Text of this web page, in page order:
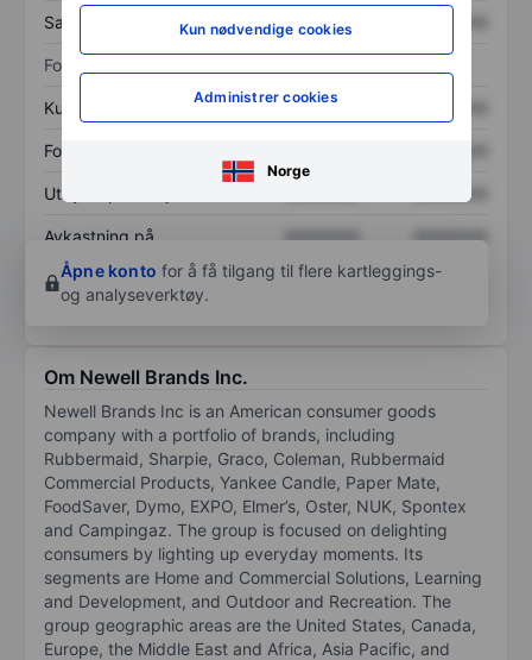
Kun nødvendige cookies
Administrer cookies
Norge
Samlet gjeld XXXXXXX
Forholdstall
Kurs/salg XXXXXXX
Fortjeneste per aksje
Utbytte per aksje XXXXXXX
Avkastning på
egenkapital
XXXXXXX
XXXXXXX
Åpne konto for å få tilgang til flere kartleggings-
og analyseverktøy.
Om Newell Brands Inc.
Newell Brands Inc is an American consumer goods
company with a portfolio of brands, including
Rubbermaid, Sharpie, Graco, Coleman, Rubbermaid
Commercial Products, Yankee Candle, Paper Mate,
FoodSaver, Dymo, EXPO, Elmer’s, Oster, NUK, Spontex
and Campingaz. The group is focused on delighting
consumers by lighting up everyday moments. Its
segments are Home and Commercial Solutions, Learning
and Development, and Outdoor and Recreation. The
group geographic areas are the United States, Canada,
Europe, the Middle East and Africa, Asia Pacific, and